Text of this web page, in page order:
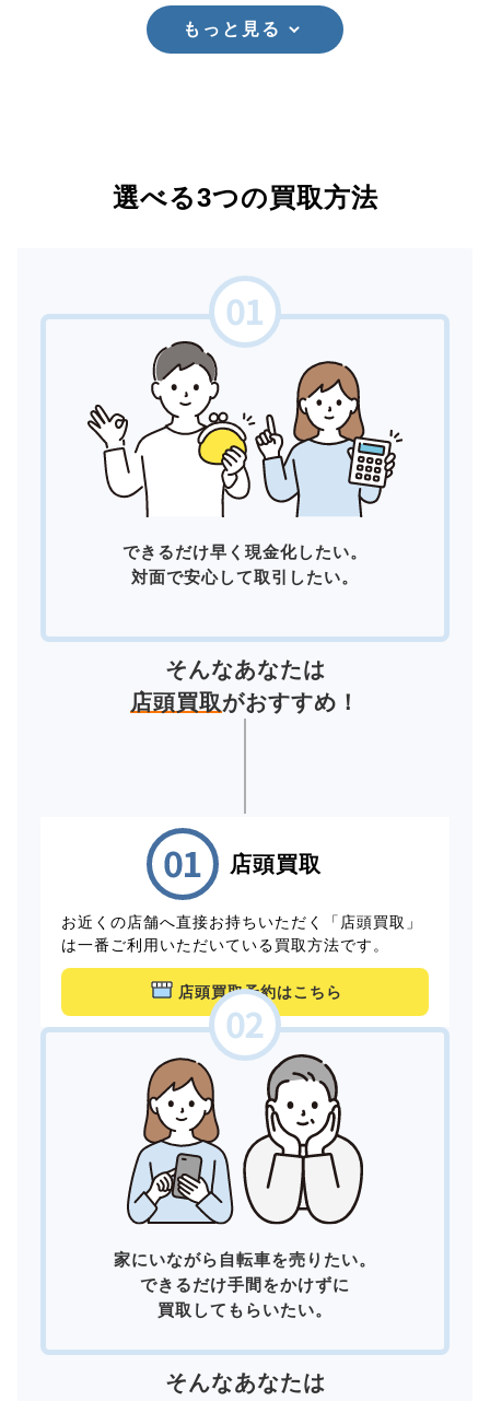
もっと見る
選べる3つの買取方法
できるだけ早く現金化したい。
対面で安心して取引したい。
そんなあなたは
店頭買取がおすすめ！
店頭買取
お近くの店舗へ直接お持ちいただく「店頭買取」
は一番ご利用いただいている買取方法です。
店頭買取予約はこちら
家にいながら自転車を売りたい。
できるだけ手間をかけずに
買取してもらいたい。
そんなあなたは